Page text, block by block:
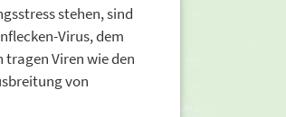
stehen, sind
Virus, dem
tragen Viren wie den
von